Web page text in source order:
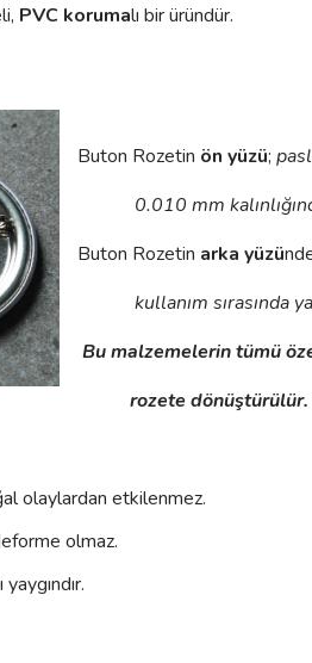
PVC korumalı bir üründür.
Buton Rozetin ön yüzü;
0.010 mm
Buton Rozetin arka yüzü
kullanım sırasında
Bu malzemelerin tümü
rozetedönüştürülür.
olaylardan etkilenmez.
olmaz.